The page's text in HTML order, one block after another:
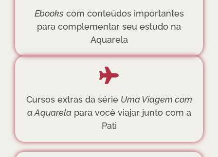
Ebooks com conteúdos importantes
para complementar seu estudo na
Aquarela
Cursos extras da série Uma Viagem com
a Aquarelapara você viajar junto com a
Pati